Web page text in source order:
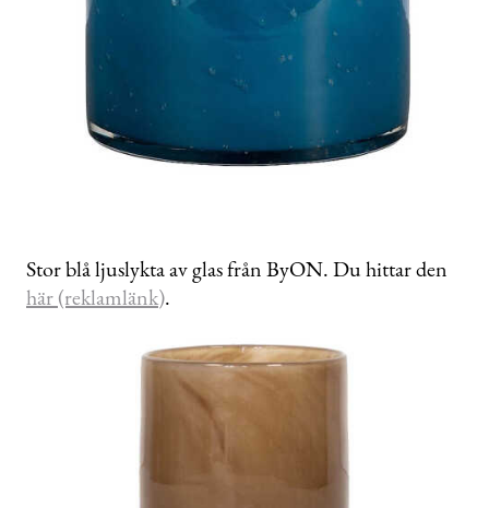
Stor blå ljuslykta av glas från ByON. Du hittar den
här (reklamlänk).